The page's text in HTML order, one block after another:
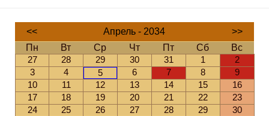
<< Апрель - 2034
>>
Пн
Вт Ср Чт Пт Сб
Вс
27
28 29 30 31 1
2
3
4 5 6 7 8
9
10
11 12 13 14 15
16
17
18 19 20 21 22
23
24
25 26 27 28 29
30